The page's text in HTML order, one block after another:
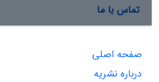
تماس با ما
صفحه اصلی
درباره نشریه